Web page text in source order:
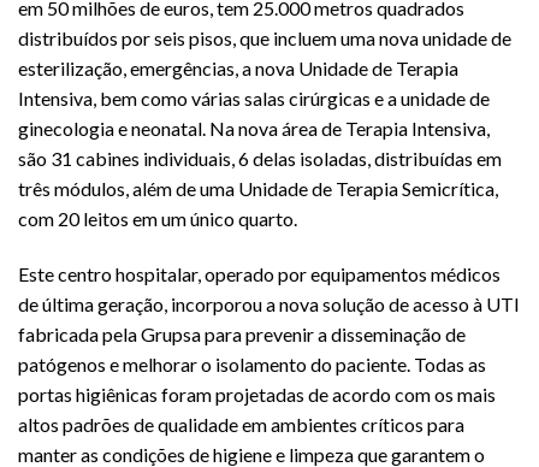
em 50 milhões de euros, tem 25.000 metros quadrados
distribuídos por seis pisos, que incluem uma nova unidade de
esterilização, emergências, a nova Unidade de Terapia
Intensiva, bem como várias salas cirúrgicas e a unidade de
ginecologia e neonatal. Na nova área de Terapia Intensiva,
são 31 cabines individuais, 6 delas isoladas, distribuídas em
três módulos, além de uma Unidade de Terapia Semicrítica,
com 20 leitos em um único quarto.
Este centro hospitalar, operado por equipamentos médicos
de última geração, incorporou a nova solução de acesso à UTI
fabricada pela Grupsa para prevenir a disseminação de
patógenos e melhorar o isolamento do paciente. Todas as
portas higiênicas foram projetadas de acordo com os mais
altos padrões de qualidade em ambientes críticos para
manter as condições de higiene e limpeza que garantem o